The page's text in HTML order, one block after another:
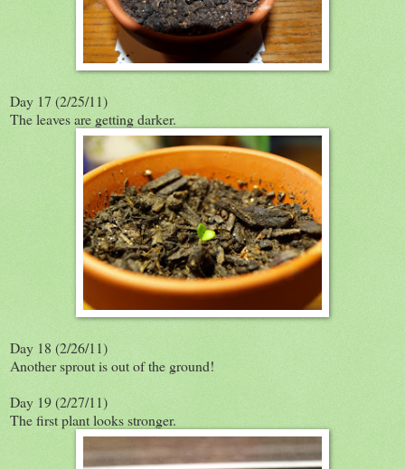
Day 17 (2/25/11)
The leaves are getting darker.
Day 18 (2/26/11)
Another sprout is out of the ground!
Day 19 (2/27/11)
The first plant looks stronger.